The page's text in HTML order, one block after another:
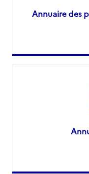
Annuaire des